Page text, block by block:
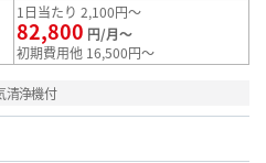
1日当たり 2,100円～
82,800 円/月～
初期費用他 16,500円～
清浄機付